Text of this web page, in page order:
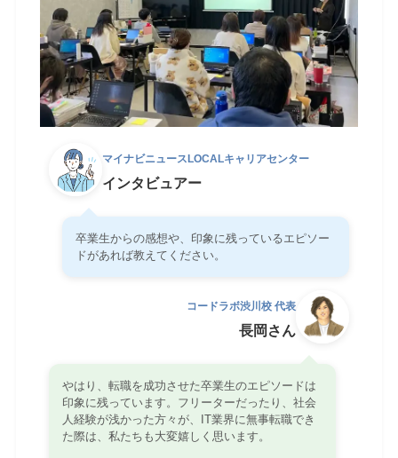
マイナビニュースLOCALキャリアセンター
インタビュアー
卒業生からの感想や、印象に残っているエピソー
ドがあれば教えてください。
コードラボ渋川校 代表
長岡さん
やはり、転職を成功させた卒業生のエピソードは
印象に残っています。フリーターだったり、社会
人経験が浅かった方々が、IT業界に無事転職でき
た際は、私たちも大変嬉しく思います。